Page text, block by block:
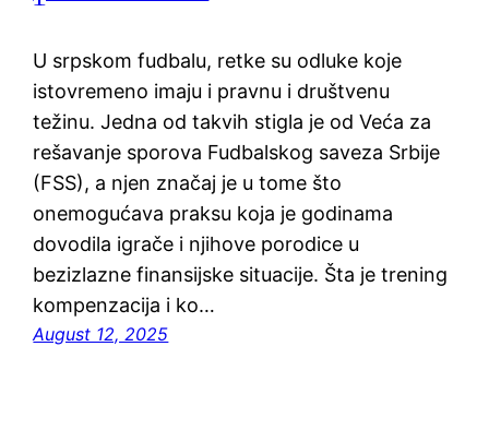
U srpskom fudbalu, retke su odluke koje
istovremeno imaju i pravnu i društvenu
težinu. Jedna od takvih stigla je od Veća za
rešavanje sporova Fudbalskog saveza Srbije
(FSS), a njen značaj je u tome što
onemogućava praksu koja je godinama
dovodila igrače i njihove porodice u
bezizlazne finansijske situacije. Šta je trening
kompenzacija i ko…
August 12, 2025